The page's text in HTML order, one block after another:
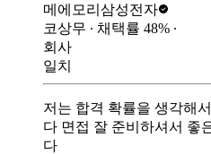
메에모리 삼성전자
코상무 ∙ 채택률 48% ∙
회사
일치
저는 합격 확률을 생각해
다 면접 잘 준비하셔서 좋
다